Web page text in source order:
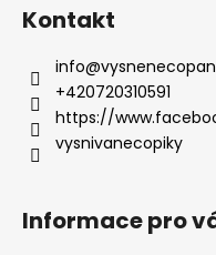
í
?
Kontakt
info@
+420720310591
https://
vysnivanecopiky
Informace pro